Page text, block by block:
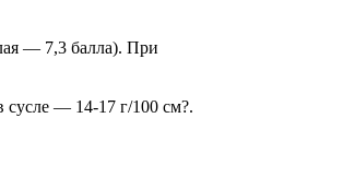
— 7,3 балла). При
сусле — 14-17 г/100 см?.